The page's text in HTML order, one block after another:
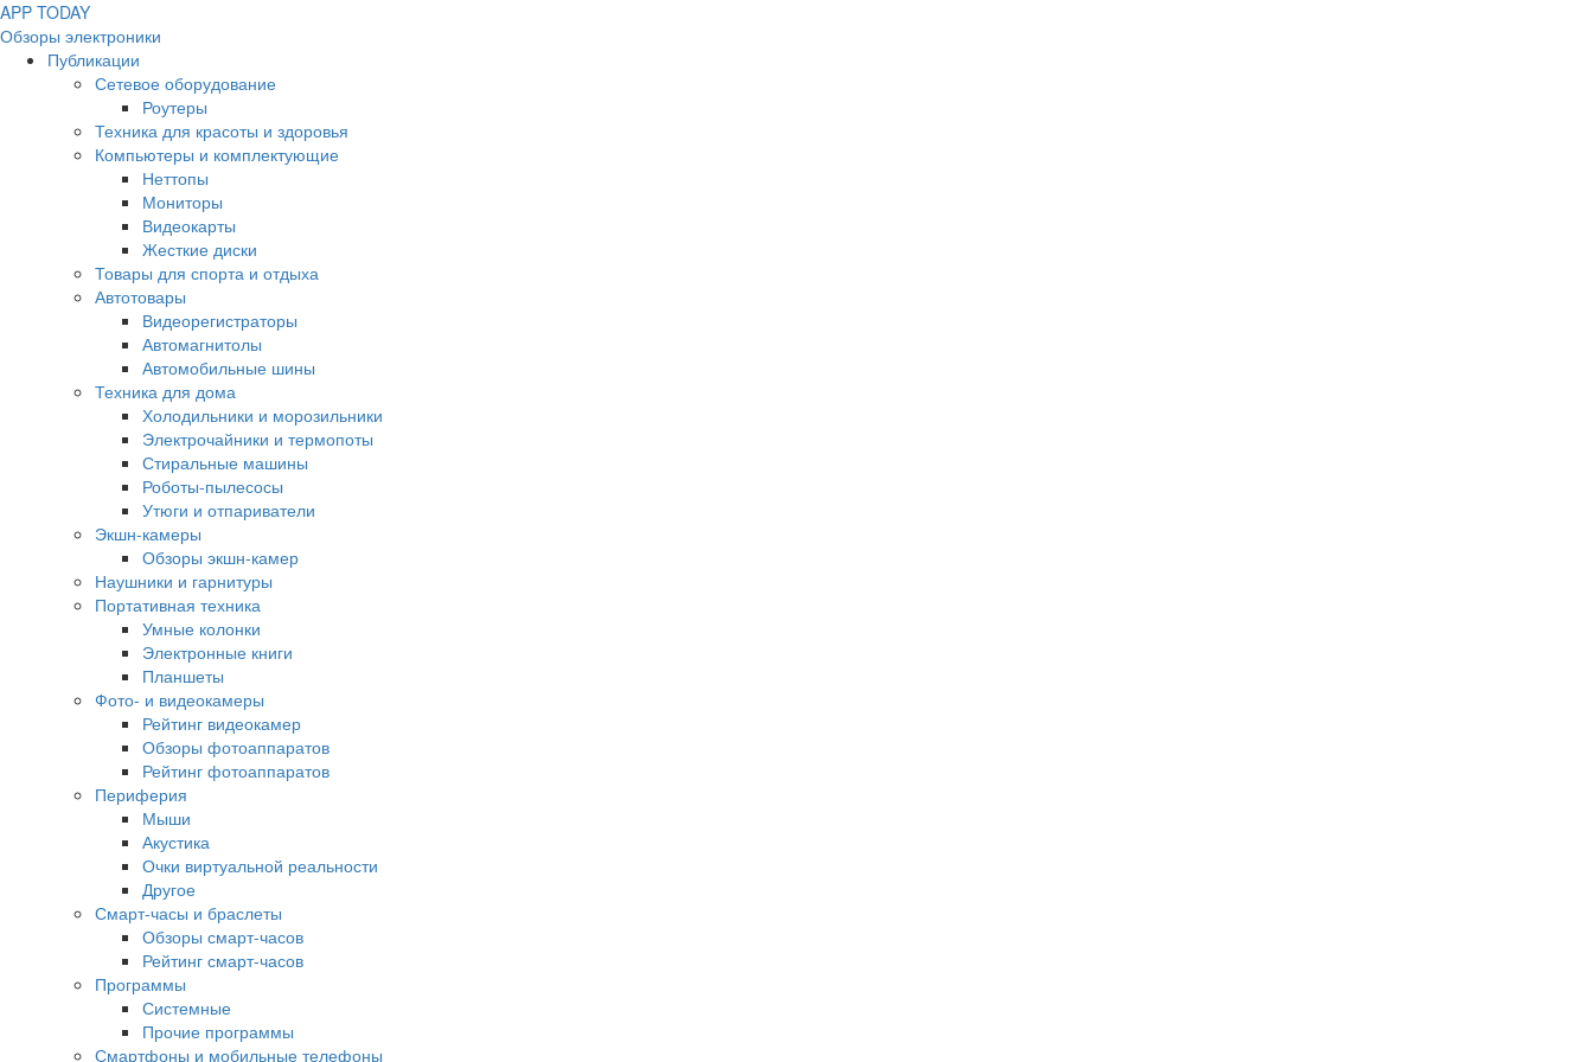
APP TODAY
Обзоры электроники
Публикации
Сетевое оборудование
Роутеры
Техника для красоты и здоровья
Компьютеры и комплектующие
Неттопы
Мониторы
Видеокарты
Жесткие диски
Товары для спорта и отдыха
Автотовары
Видеорегистраторы
Автомагнитолы
Автомобильные шины
Техника для дома
Холодильники и морозильники
Электрочайники и термопоты
Стиральные машины
Роботы-пылесосы
Утюги и отпариватели
Экшн-камеры
Обзоры экшн-камер
Наушники и гарнитуры
Портативная техника
Умные колонки
Электронные книги
Планшеты
Фото- и видеокамеры
Рейтинг видеокамер
Обзоры фотоаппаратов
Рейтинг фотоаппаратов
Периферия
Мыши
Акустика
Очки виртуальной реальности
Другое
Смарт-часы и браслеты
Обзоры смарт-часов
Рейтинг смарт-часов
Программы
Системные
Прочие программы
Смартфоны и мобильные телефоны